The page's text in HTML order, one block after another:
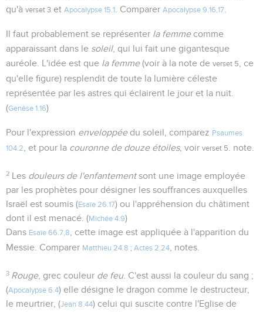
qu'à verset 3 et Apocalypse 15.1 . Comparer Apocalypse 9.16,17
Il faut probablement se représenter la femmecomme
apparaissant dans le soleil, qui lui fait une gigantesque
auréole. L'idée est que la femme(voir à la note de verset 5
, ce
qu'elle figure) resplendit de toute la lumière céleste
représentée par les astres qui éclairent le jour et la nuit.
(Genèse 1.16)
Pour l'expression enveloppéedu soleil, comparez Psaumes
104.2
, et pour la couronne de douze étoiles, voir verset 5 . note.
2 Les douleurs de l'enfantementsont une image employée
par les prophètes pour désigner les souffrances auxquelles
Israël est soumis (Esaïe 26.17) ou l'appréhension du châtiment
dont il est menacé. (Michée 4.9)
Dans Esaïe 66.7,8
, cette image est appliquée à l'apparition du
Messie. Comparer Matthieu 24.8 ; Actes 2.24 , notes.
3 Rouge, grec couleur de feu. C'est aussi la couleur du sang ;
(Apocalypse 6.4) elle désigne le dragon comme le destructeur,
le meurtrier, (Jean 8.44) celui qui suscite contre l'Eglise de